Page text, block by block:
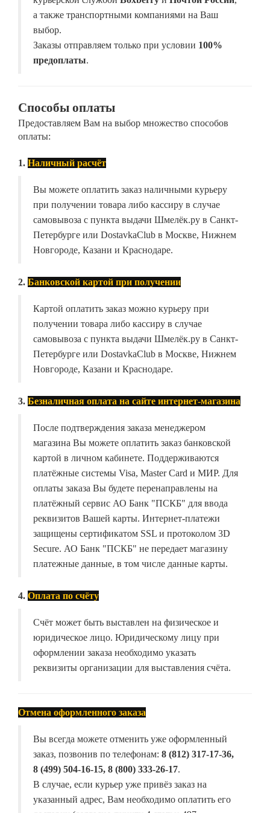
а также транспортными компаниями на Ваш
выбор.
Заказы отправляем только при условии 100%
предоплаты.
Способы оплаты
Предоставляем Вам на выбор множество способов
оплаты:
1. Наличный расчёт
Вы можете оплатить заказ наличными курьеру
при получении товара либо кассиру в случае
самовывоза с пункта выдачи Шмелёк.ру в Санкт-
Петербурге или DostavkaClub в Москве, Нижнем
Новгороде, Казани и Краснодаре.
2. Банковской картой при получении
Картой оплатить заказ можно курьеру при
получении товара либо кассиру в случае
самовывоза с пункта выдачи Шмелёк.ру в Санкт-
Петербурге или DostavkaClub в Москве, Нижнем
Новгороде, Казани и Краснодаре.
3. Безналичная оплата на сайте интернет-магазина
После подтверждения заказа менеджером
магазина Вы можете оплатить заказ банковской
картой в личном кабинете. Поддерживаются
платёжные системы Visa, Master Card и МИР. Для
оплаты заказа Вы будете перенаправлены на
платёжный сервис АО Банк "ПСКБ" для ввода
реквизитов Вашей карты. Интернет-платежи
защищены сертификатом SSL и протоколом 3D
Secure. АО Банк "ПСКБ" не передает магазину
платежные данные, в том числе данные карты.
4. Оплата по счёту
Счёт может быть выставлен на физическое и
юридическое лицо. Юридическому лицу при
оформлении заказа необходимо указать
реквизиты организации для выставления счёта.
Отмена оформленного заказа
Вы всегда можете отменить уже оформленный
заказ, позвонив по телефонам: 8 (812) 317-17-36,
8 (499) 504-16-15, 8 (800) 333-26-17.
В случае, если курьер уже привёз заказ на
указанный адрес, Вам необходимо оплатить его